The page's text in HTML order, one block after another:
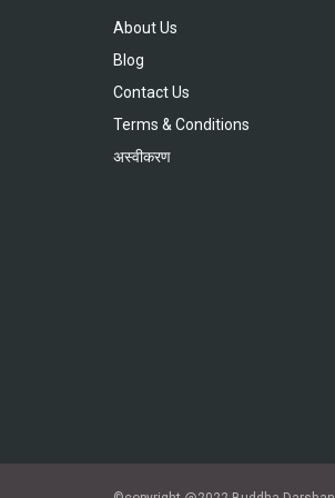
About Us
Blog
Contact Us
Terms & Conditions
अस्वीकरण